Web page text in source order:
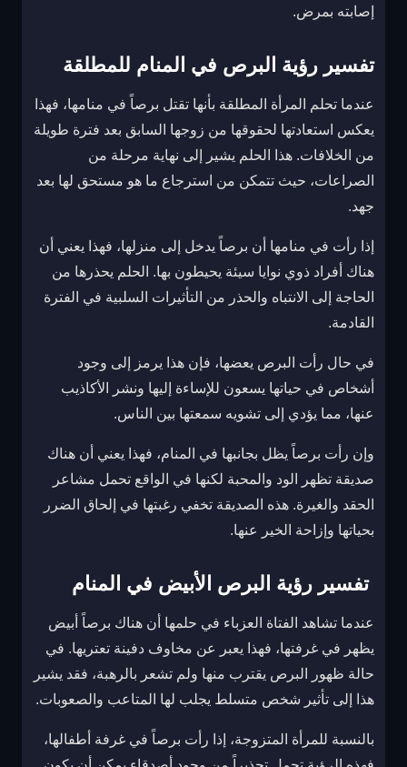
إصابته بمرض.
تفسير رؤية البرص في المنام للمطلقة
عندما تحلم المرأة المطلقة بأنها تقتل برصاً في منامها، فهذا
يعكس استعادتها لحقوقها من زوجها السابق بعد فترة طويلة
من الخلافات. هذا الحلم يشير إلى نهاية مرحلة من
الصراعات، حيث تتمكن من استرجاع ما هو مستحق لها بعد
جهد.
إذا رأت في منامها أن برصاً يدخل إلى منزلها، فهذا يعني أن
هناك أفراد ذوي نوايا سيئة يحيطون بها. الحلم يحذرها من
الحاجة إلى الانتباه والحذر من التأثيرات السلبية في الفترة
القادمة.
في حال رأت البرص يعضها، فإن هذا يرمز إلى وجود
أشخاص في حياتها يسعون للإساءة إليها ونشر الأكاذيب
عنها، مما يؤدي إلى تشويه سمعتها بين الناس.
وإن رأت برصاً يظل بجانبها في المنام، فهذا يعني أن هناك
صديقة تظهر الود والمحبة لكنها في الواقع تحمل مشاعر
الحقد والغيرة. هذه الصديقة تخفي رغبتها في إلحاق الضرر
بحياتها وإزاحة الخير عنها.
تفسير رؤية البرص الأبيض في المنام
عندما تشاهد الفتاة العزباء في حلمها أن هناك برصاً أبيض
يظهر في غرفتها، فهذا يعبر عن مخاوف دفينة تعتريها. في
حالة ظهور البرص يقترب منها ولم تشعر بالرهبة، فقد يشير
هذا إلى تأثير شخص متسلط يجلب لها المتاعب والصعوبات.
بالنسبة للمرأة المتزوجة، إذا رأت برصاً في غرفة أطفالها،